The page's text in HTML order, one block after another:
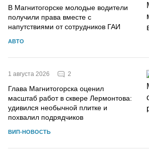
В Магнитогорске молодые водители
получили права вместе с
напутствиями от сотрудников ГАИ
АВТО
1 августа 2026 2
Глава Магнитогорска оценил
масштаб работ в сквере Лермонтова:
удивился необычной плитке и
похвалил подрядчиков
ВИП-НОВОСТЬ